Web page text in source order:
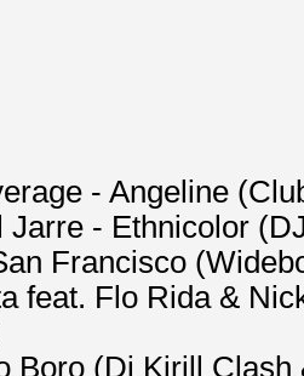
- Angeline
Jarre - Ethnicolor
Francisco
feat. Flo Rida &
Boro (Dj Kirill